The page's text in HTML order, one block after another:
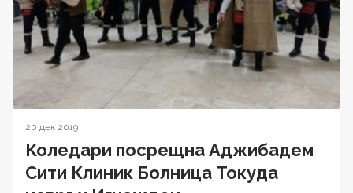
20 дек 2019
Коледари посрещна Аджибадем
Сити Клиник Болница Токуда